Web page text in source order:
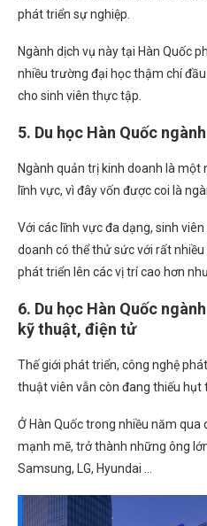
phát triển sự nghiệp.
Ngành dịch vụ này tại Hàn Quốc
nhiều trường đại học thậm chí
cho sinh viên thực tập.
5. Du học Hàn Quốc
Ngành quản trị kinh doanh là một
lĩnh vực, vì đây vốn được coi là
Với các lĩnh vực đa dạng, sinh
doanh có thể thử sức với rất
phát triển lên các vị trí cao hơn
6. Du học Hàn Quốc
kỹ thuật, điện tử
Thế giới phát triển, công nghệ
thuật viên vẫn còn đang thiếu hụt
Ở Hàn Quốc trong nhiều năm
mạnh mẽ, trở thành những ông
Samsung, LG, Hyundai …